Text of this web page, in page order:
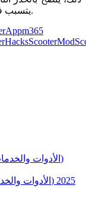
يتسبب في تلف الجهاز. تأكد دائمًا من التوافق قبل البدء.
m365
ScooterMod
تنزيل برنامج Recuva لنظام Windows 10 (الأدوات والخدمات) 2025